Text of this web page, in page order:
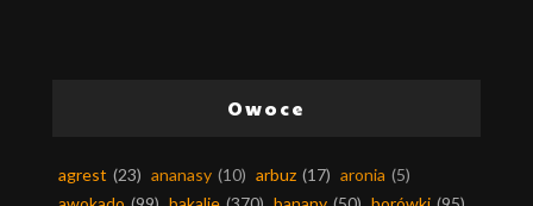
Owoce
agrest (23) ananasy (10) arbuz (17) aronia (5)